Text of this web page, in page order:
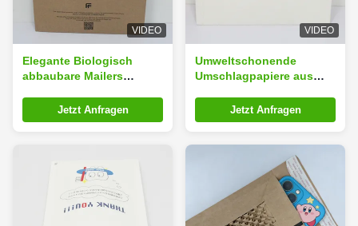
VIDEO
Elegante Biologisch
abbaubare Mailers
MailersJetzt Anfragen
VIDEO
Umweltschonende
Umschlagpapiere aus
zerbrechliche
Gegenstände
Jetzt Anfragen